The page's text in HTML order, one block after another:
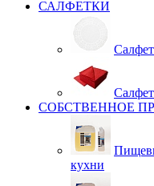
САЛФЕТКИ
СОБСТВЕННОЕ
кухни